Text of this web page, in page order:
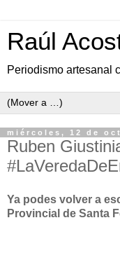
Raúl
Periodismo artesanal
miércoles, 12 de
Ruben
Ya podes volver a
Provincial de Santa